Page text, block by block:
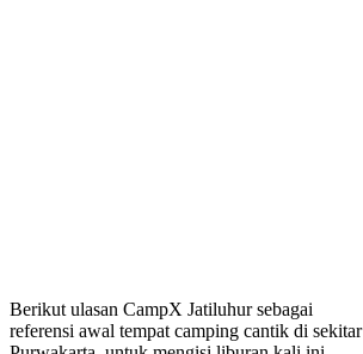
Berikut ulasan CampX Jatiluhur sebagai
referensi awal tempat camping cantik di sekitar